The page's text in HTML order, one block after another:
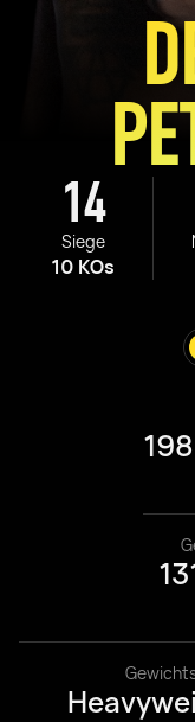
14
Siege
10 KOs